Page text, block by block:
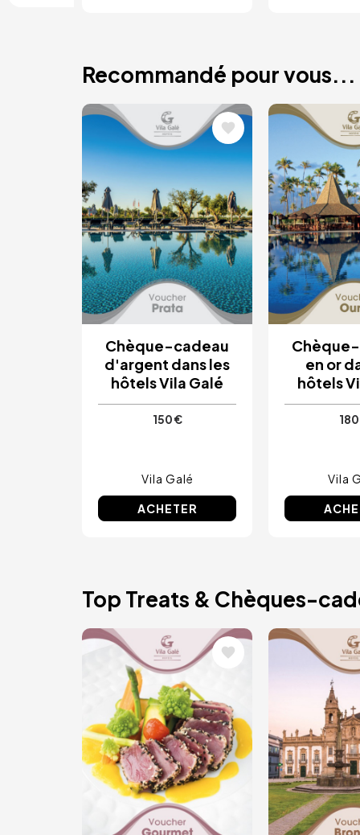
Recommandé pour vous...
Image
Chèque-cadeau
d'argent dans les
hôtels Vila Galé
150 €
Vila Galé
ACHETER
Image
en or
hôtels
Vila
Top Treats & Chèques-
Image
Image